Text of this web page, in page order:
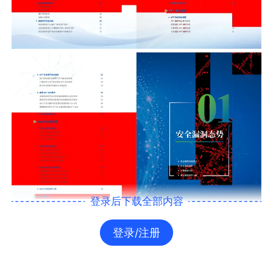
登录后下载全部内容
登录/注册